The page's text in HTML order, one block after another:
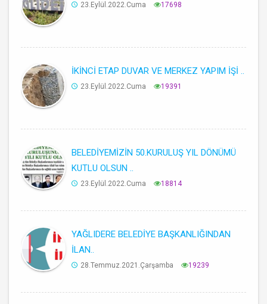
23.Eylül.2022.Cuma 17698
İKİNCİ ETAP DUVAR VE MERKEZ YAPIM İŞİ ..
23.Eylül.2022.Cuma 19391
BELEDİYEMİZİN 50.KURULUŞ YIL DÖNÜMÜ
KUTLU OLSUN ..
23.Eylül.2022.Cuma 18814
YAĞLIDERE BELEDİYE BAŞKANLIĞINDAN
İLAN..
28.Temmuz.2021.Çarşamba 19239